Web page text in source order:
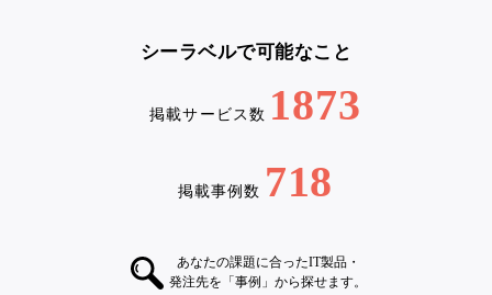
シーラベルで可能なこと
掲載サービス数 1873
掲載事例数 718
あなたの課題に合ったIT製品・
発注先を「事例」から探せます。